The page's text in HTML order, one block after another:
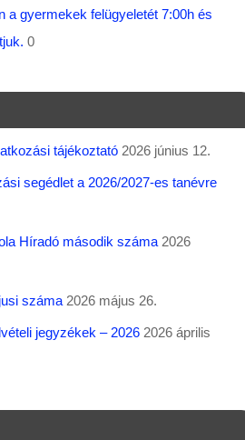
a gyermekek felügyeletét 7:00h és
0
tájékoztató 2026 június 12.
segédlet a 2026/2027-es tanévre
Híradó második száma 2026
száma 2026 május 26.
jegyzékek – 2026 2026 április